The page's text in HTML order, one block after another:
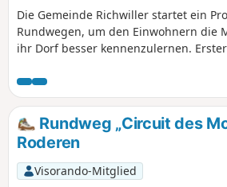
Die Gemeinde Richwiller startet ein
Rundwegen, um den Einwohnern die
ihr Dorf besser kennenzulernen.
Stationen.
Rundweg „Circuit des
Roderen
Visorando-Mitglied